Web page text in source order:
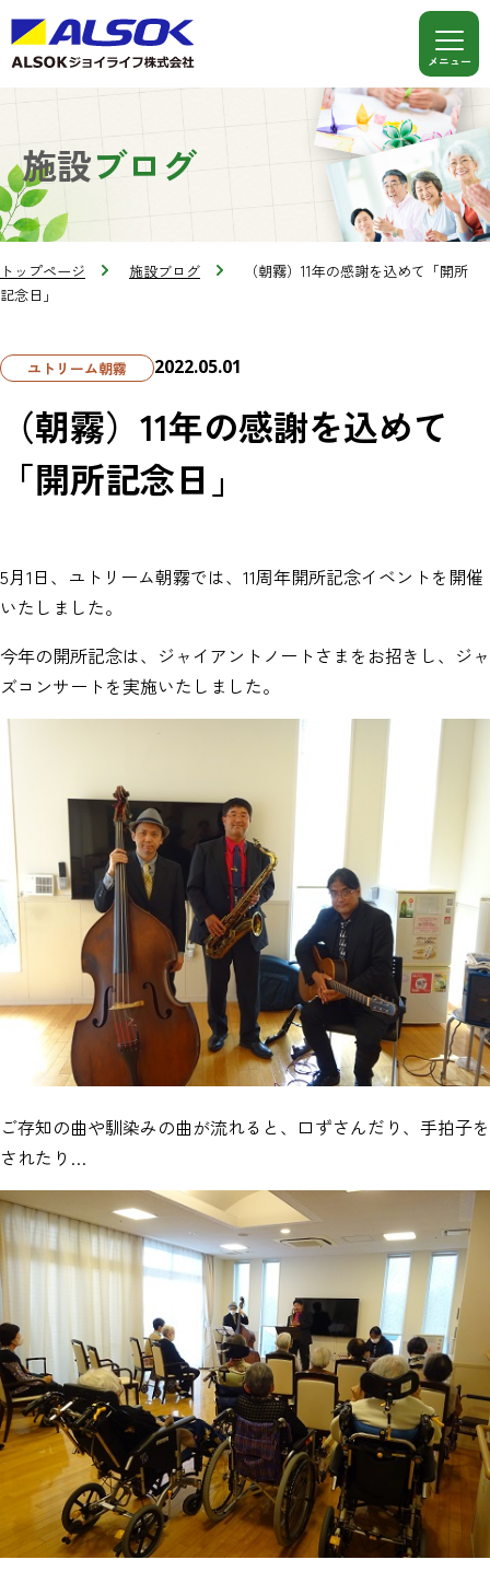
施設ブログ
トップページ 施設ブログ
（朝霧）11年の感謝を込めて「開所
記念日」
ユトリーム朝霧 2022.05.01
（朝霧）11年の感謝を込めて
「開所記念日」
5月1日、ユトリーム朝霧では、11周年開所記念イベントを開催
いたしました。
今年の開所記念は、ジャイアントノートさまをお招きし、ジャ
ズコンサートを実施いたしました。
ご存知の曲や馴染みの曲が流れると、口ずさんだり、手拍子を
されたり…